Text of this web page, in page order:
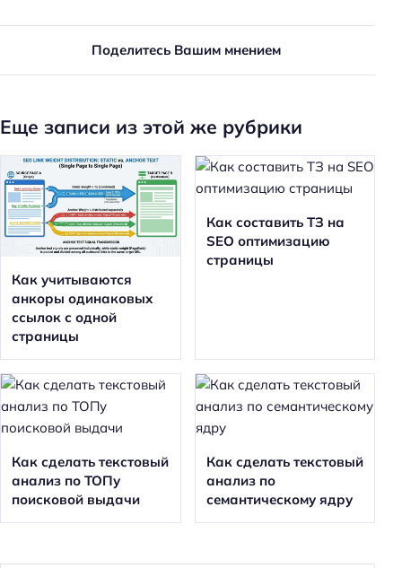
Поделитесь Вашим мнением
Еще записи из этой же рубрики
Как учитываются
анкоры одинаковых
ссылок с одной
страницы
Как составить ТЗ на
SEO оптимизацию
страницы
Как сделать текстовый
анализ по ТОПу
поисковой выдачи
Как сделать текстовый
анализ по
семантическому ядру